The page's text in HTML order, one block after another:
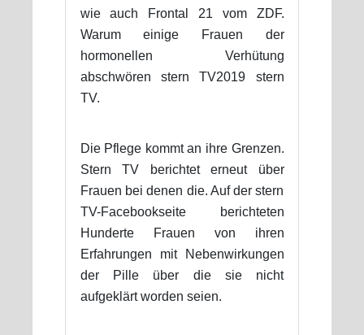
wie auch Frontal 21 vom ZDF.
Warum einige Frauen der
hormonellen Verhütung
abschwören stern TV2019 stern
TV.
Die Pflege kommt an ihre Grenzen.
Stern TV berichtet erneut über
Frauen bei denen die. Auf der stern
TV-Facebookseite berichteten
Hunderte Frauen von ihren
Erfahrungen mit Nebenwirkungen
der Pille über die sie nicht
aufgeklärt worden seien.